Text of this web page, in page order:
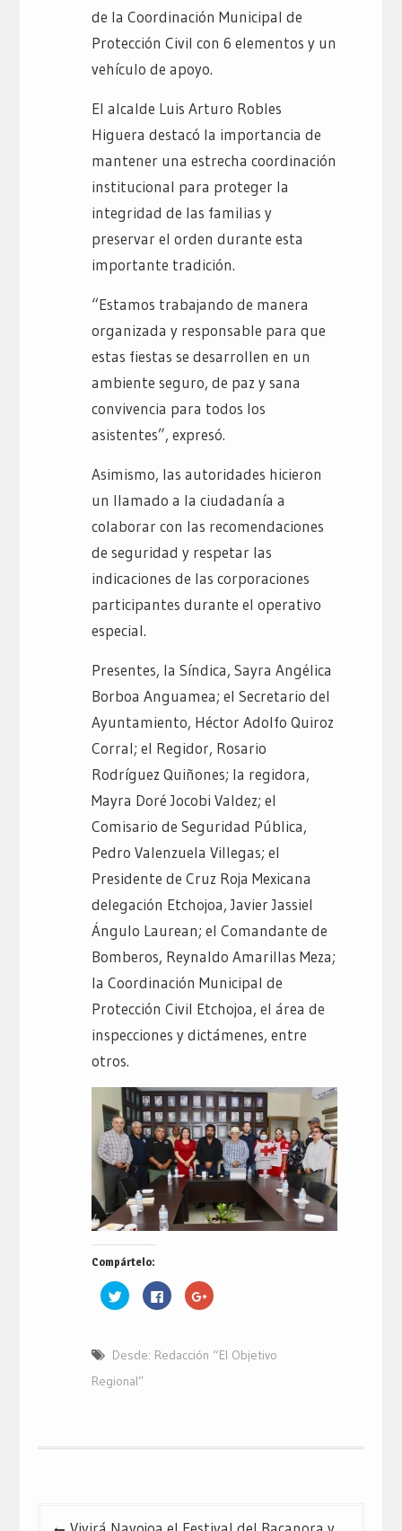
de la Coordinación Municipal de
Protección Civil con 6 elementos y un
vehículo de apoyo.
El alcalde Luis Arturo Robles
Higuera destacó la importancia de
mantener una estrecha coordinación
institucional para proteger la
integridad de las familias y
preservar el orden durante esta
importante tradición.
“Estamos trabajando de manera
organizada y responsable para que
estas fiestas se desarrollen en un
ambiente seguro, de paz y sana
convivencia para todos los
asistentes”, expresó.
Asimismo, las autoridades hicieron
un llamado a la ciudadanía a
colaborar con las recomendaciones
de seguridad y respetar las
indicaciones de las corporaciones
participantes durante el operativo
especial.
Presentes, la Síndica, Sayra Angélica
Borboa Anguamea; el Secretario del
Ayuntamiento, Héctor Adolfo Quiroz
Corral; el Regidor, Rosario
Rodríguez Quiñones; la regidora,
Mayra Doré Jocobi Valdez; el
Comisario de Seguridad Pública,
Pedro Valenzuela Villegas; el
Presidente de Cruz Roja Mexicana
delegación Etchojoa, Javier Jassiel
Ángulo Laurean; el Comandante de
Bomberos, Reynaldo Amarillas Meza;
la Coordinación Municipal de
Protección Civil Etchojoa, el área de
inspecciones y dictámenes, entre
otros.
Compártelo:
Haz
clic
(Se
en
una
Haz
clic
Facebook
(Se
Haz
clic
Google+
(Se
Desde: Redacción “El Objetivo
Regional”
Navegación